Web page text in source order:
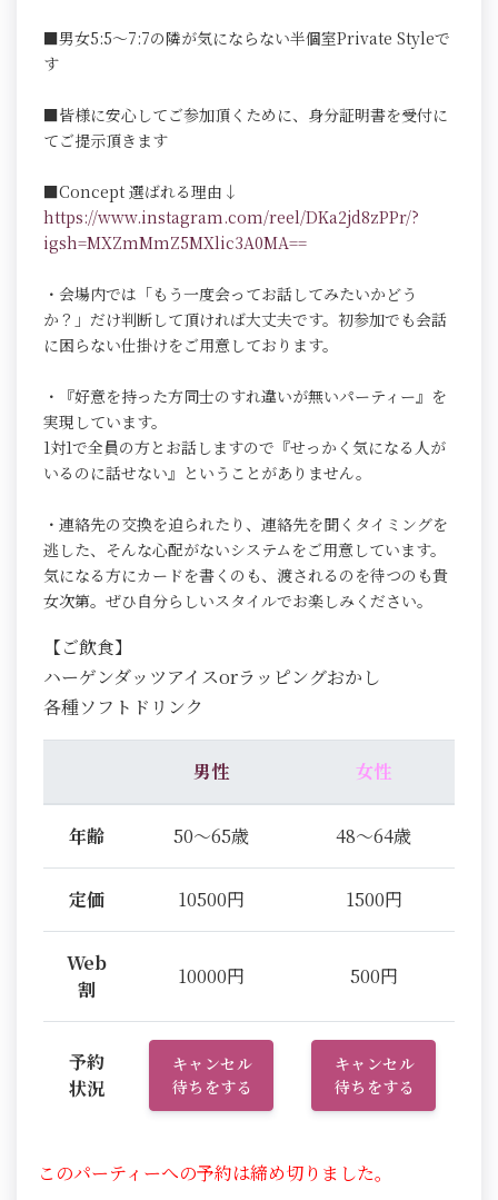
■男女5:5～7:7の隣が気にならない半個室Private Styleで
す
■皆様に安心してご参加頂くために、身分証明書を受付に
てご提示頂きます
■Concept 選ばれる理由↓
https://www.instagram.com/reel/DKa2jd8zPPr/?
igsh=MXZmMmZ5MXlic3A0MA==
・会場内では「もう一度会ってお話してみたいかどう
か？」だけ判断して頂ければ大丈夫です。初参加でも会話
に困らない仕掛けをご用意しております。
・『好意を持った方同士のすれ違いが無いパーティー』を
実現しています。
1対1で全員の方とお話しますので『せっかく気になる人が
いるのに話せない』ということがありません。
・連絡先の交換を迫られたり、連絡先を聞くタイミングを
逃した、そんな心配がないシステムをご用意しています。
気になる方にカードを書くのも、渡されるのを待つのも貴
女次第。ぜひ自分らしいスタイルでお楽しみください。
【ご飲食】
ハーゲンダッツアイスorラッピングおかし
各種ソフトドリンク
男性 女性
年齢 50～65歳 48～64歳
定価 10500円 1500円
Web
割
10000円 500円
予約
状況
キャンセル
待ちをする
キャンセル
待ちをする
このパーティーへの予約は締め切りました。